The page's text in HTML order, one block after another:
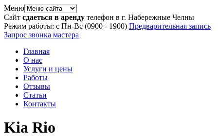
Меню
Сайт сдаеться в аренду телефон в г. Набережные Челны
Режим работы: с Пн-Вс (0900 - 1900) Предварительная запись
Запрос звонка мастера
Главная
О нас
Услуги и цены
Работы
Отзывы
Статьи
Контакты
Kia Rio